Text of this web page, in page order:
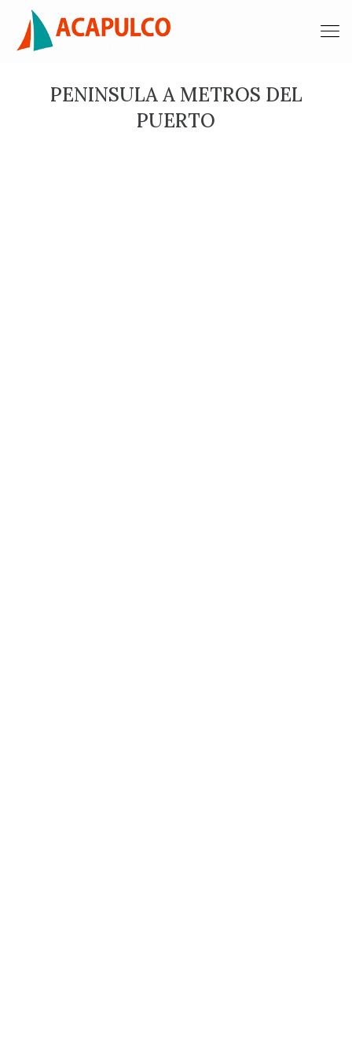
PENINSULA A METROS DEL
PUERTO